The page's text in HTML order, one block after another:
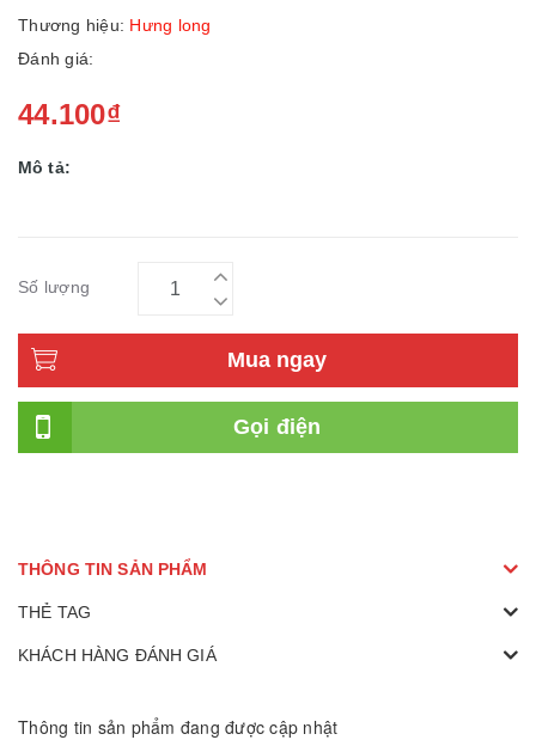
Thương hiệu: Hưng long
Đánh giá:
44.100₫
Mô tả:
Số lượng
Mua ngay
Gọi điện
THÔNG TIN SẢN PHẨM
THẺ TAG
KHÁCH HÀNG ĐÁNH GIÁ
Thông tin sản phẩm đang được cập nhật